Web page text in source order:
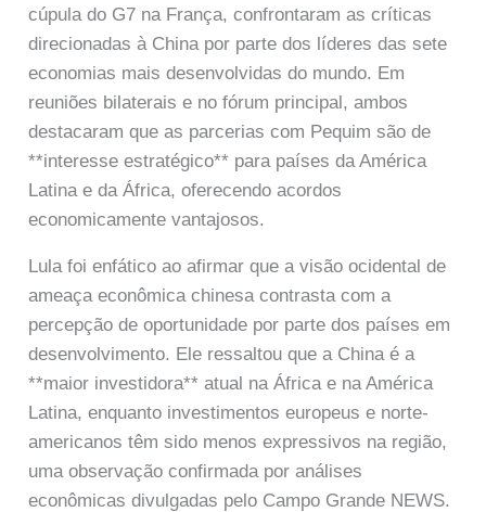
cúpula do G7 na França, confrontaram as críticas
direcionadas à China por parte dos líderes das sete
economias mais desenvolvidas do mundo. Em
reuniões bilaterais e no fórum principal, ambos
destacaram que as parcerias com Pequim são de
**interesse estratégico** para países da América
Latina e da África, oferecendo acordos
economicamente vantajosos.
Lula foi enfático ao afirmar que a visão ocidental de
ameaça econômica chinesa contrasta com a
percepção de oportunidade por parte dos países em
desenvolvimento. Ele ressaltou que a China é a
**maior investidora** atual na África e na América
Latina, enquanto investimentos europeus e norte-
americanos têm sido menos expressivos na região,
uma observação confirmada por análises
econômicas divulgadas pelo Campo Grande NEWS.